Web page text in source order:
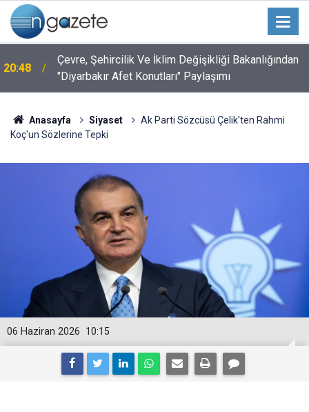
20:48
Çevre, Şehircilik Ve İklim Değişikliği Bakanlığından
"Diyarbakır Afet Konutları" Paylaşımı
Anasayfa Siyaset
Ak Parti Sözcüsü Çelik'ten Rahmi
Koç'un Sözlerine Tepki
10:15
06 Haziran 2026